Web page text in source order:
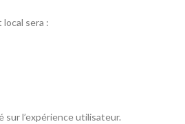
sera :
l’expérience utilisateur.